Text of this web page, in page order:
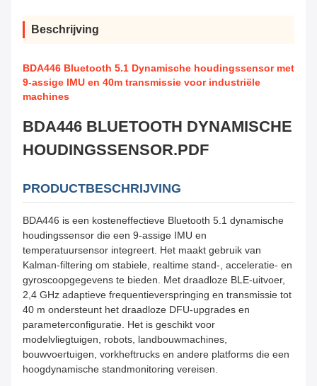
Beschrijving
BDA446 Bluetooth 5.1 Dynamische houdingssensor met
9-assige IMU en 40m transmissie voor industriële
machines
BDA446 BLUETOOTH DYNAMISCHE
HOUDINGSSENSOR.PDF
PRODUCTBESCHRIJVING
BDA446 is een kosteneffectieve Bluetooth 5.1 dynamische
houdingssensor die een 9-assige IMU en
temperatuursensor integreert. Het maakt gebruik van
Kalman-filtering om stabiele, realtime stand-, acceleratie- en
gyroscoopgegevens te bieden. Met draadloze BLE-uitvoer,
2,4 GHz adaptieve frequentieverspringing en transmissie tot
40 m ondersteunt het draadloze DFU-upgrades en
parameterconfiguratie. Het is geschikt voor
modelvliegtuigen, robots, landbouwmachines,
bouwvoertuigen, vorkheftrucks en andere platforms die een
hoogdynamische standmonitoring vereisen.